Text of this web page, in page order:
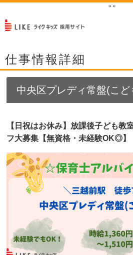
" "
仕事情報詳細
中央区プレディ常盤(こど
【日祝はお休み】放課後子ども教
フ大募集【無資格・未経験OK◎】